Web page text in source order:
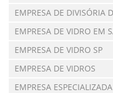
EMPRESA DE DIVISÓRIA
EMPRESA DE VIDRO EM
EMPRESA DE VIDRO SP
EMPRESA DE VIDROS
EMPRESA